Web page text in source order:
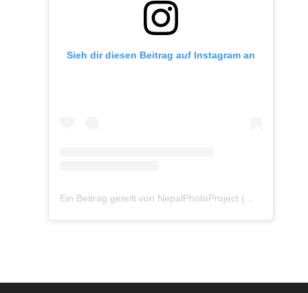
Sieh dir diesen Beitrag auf Instagram an
Ein Beitrag geteilt von NepalPhotoProject (@nepalphotoproject)